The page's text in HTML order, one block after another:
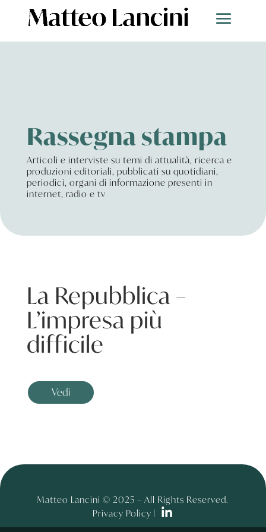
Rassegna stampa
Articoli e interviste su temi di attualità, ricerca e
produzioni editoriali, pubblicati su quotidiani,
periodici, organi di informazione presenti in
internet, radio e tv
La Repubblica –
L’impresa più
difficile
Vedi
Matteo Lancini © 2025 – All Rights Reserved.
Privacy Policy |